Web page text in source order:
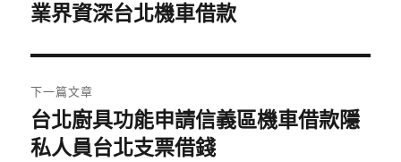
導
覽
一
文
章:
業界資深台北機車借款
下一篇文章
下
一
台北廚具功能申請信義區機車借款隱
私人員台北支票借錢